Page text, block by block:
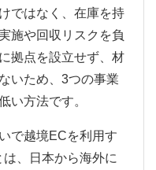
ではなく、在庫を持
施や回収リスクを負
拠点を設立せず、材
いため、3つの事業
い方法です。
で越境ECを利用す
、日本から海外に